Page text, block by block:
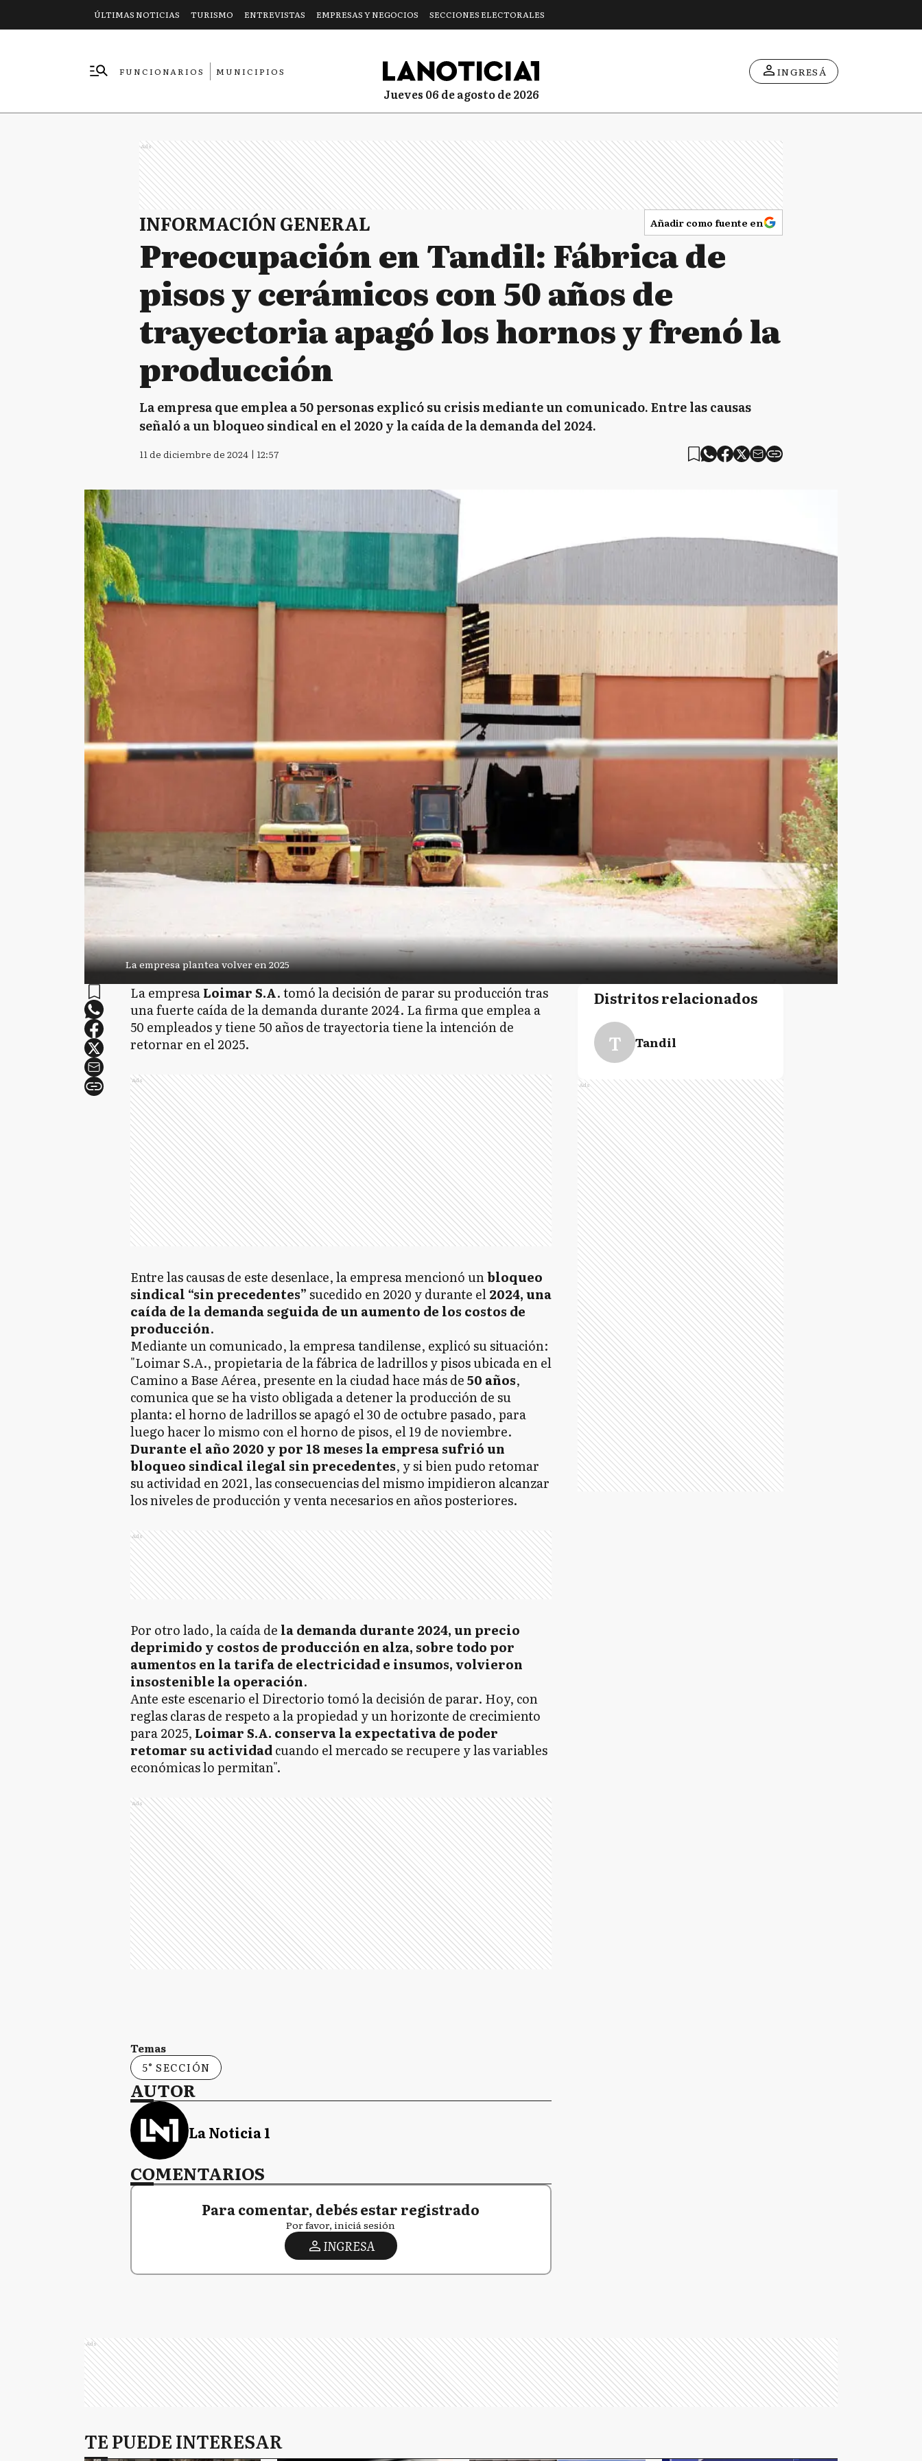
ÚLTIMAS NOTICIAS TURISMO ENTREVISTAS EMPRESAS Y NEGOCIOS SECCIONES ELECTORALES
FUNCIONARIOS
MUNICIPIOS
jueves 06 de agosto de 2026
INGRESÁ
Ads
INFORMACIÓN GENERAL Añadir como fuente en
Preocupación en Tandil: Fábrica de
pisos y cerámicos con 50 años de
trayectoria apagó los hornos y frenó la
producción
La empresa que emplea a 50 personas explicó su crisis mediante un comunicado. Entre las causas
señaló a un bloqueo sindical en el 2020 y la caída de la demanda del 2024.
11 de diciembre de 2024 | 12:57
La empresa plantea volver en 2025
La empresaLoimar S.A. tomó la decisión de parar su producción tras
una fuerte caída de la demanda durante 2024. La firma que emplea a
50 empleados y tiene 50 años de trayectoria tiene la intención de
retornar en el 2025.
Ads
Entre las causas de este desenlace, la empresa mencionó unbloqueo
sindical “sin precedentes”sucedido en 2020 y durante el2024, una
caída de la demanda seguida de un aumento de los costos de
producción.
Mediante un comunicado, la empresa tandilense, explicó su situación:
"Loimar S.A., propietaria de la fábrica de ladrillos y pisos ubicada en el
Camino a Base Aérea, presente en la ciudad hace más de50 años,
comunica que se ha visto obligada a detener la producción de su
planta: el horno de ladrillos se apagó el 30 de octubre pasado, para
luego hacer lo mismo con el horno de pisos, el 19 de noviembre.
Durante el año 2020 y por 18 meses la empresa sufrió un
bloqueo sindical ilegal sin precedentes, y si bien pudo retomar
su actividad en 2021, las consecuencias del mismo impidieron alcanzar
los niveles de producción y venta necesarios en años posteriores.
Ads
Por otro lado, la caída de la demanda durante 2024, un precio
deprimido y costos de producción en alza, sobre todo por
aumentos en la tarifa de electricidad e insumos, volvieron
insostenible la operación.
Ante este escenario el Directorio tomó la decisión de parar. Hoy, con
reglas claras de respeto a la propiedad y un horizonte de crecimiento
para 2025, Loimar S.A. conserva la expectativa de poder
retomar su actividadcuando el mercado se recupere y las variables
económicas lo permitan".
Ads
Temas
5° SECCIÓN
AUTOR
La Noticia 1
COMENTARIOS
Para comentar, debés estar registrado
Por favor, iniciá sesión
INGRESA
Distritos relacionados
T Tandil
Ads
Ads
TE PUEDE INTERESAR